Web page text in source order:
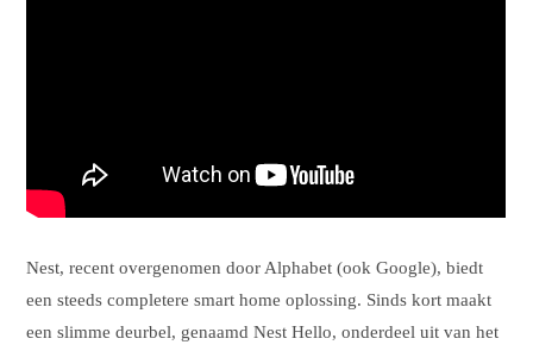
Nest, recent overgenomen door Alphabet (ook Google), biedt
een steeds completere smart home oplossing. Sinds kort maakt
een slimme deurbel, genaamd Nest Hello, onderdeel uit van het